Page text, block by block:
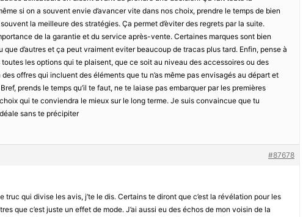
si on a souvent envie d’avancer vite dans nos choix, prendre le temps de bien
la meilleure des stratégies. Ça permet d’èviter des regrets par la suite.
de la garantie et du service après-vente. Certaines marques sont bien
que d’autres et ça peut vraiment eviter beaucoup de tracas plus tard. Enfin, pense à
les options qui te plaisent, que ce soit au niveau des accessoires ou des
offres qui incluent des éléments que tu n’as même pas envisagés au départ et
prends le temps qu’il te faut, ne te laiase pas embarquer par les premières
qui te conviendra le mieux sur le long terme. Je suis convaincue que tu
sans te précipiter
#87678
truc qui divise les avis, j’te le dis. Certains te diront que c’est la révélation pour les
que c’est juste un effet de mode. J’ai aussi eu des échos de mon voisin de la